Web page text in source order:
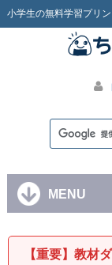
小学生の無料学習プリ
MENU
【重要】教材